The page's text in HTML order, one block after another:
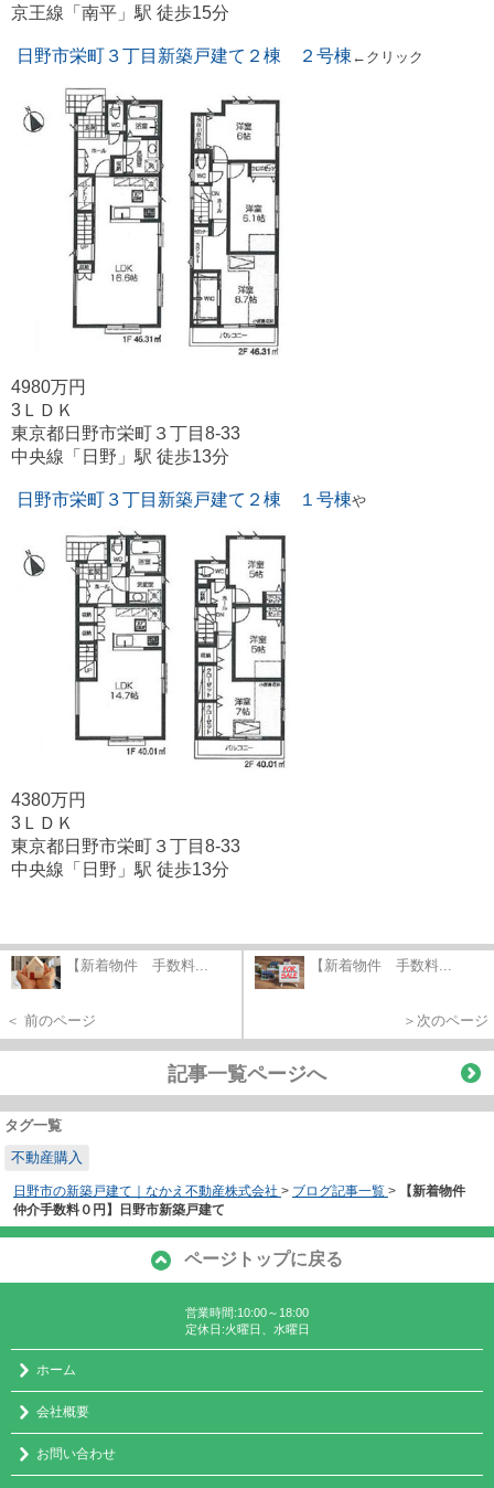
京王線「南平」駅 徒歩15分
日野市栄町３丁目新築戸建て２棟 ２号棟 ←クリック
4980万円
3ＬＤＫ
東京都日野市栄町３丁目8-33
中央線「日野」駅 徒歩13分
日野市栄町３丁目新築戸建て２棟 １号棟や
4380万円
3ＬＤＫ
東京都日野市栄町３丁目8-33
中央線「日野」駅 徒歩13分
【新着物件 手数料...
＜ 前のページ
【新着物件 手数料...
＞次のページ
記事一覧ページへ
タグ一覧
不動産購入
日野市の新築戸建て｜なかえ不動産株式会社 > ブログ記事一覧 >
【新着物件
仲介手数料０円】日野市新築戸建て
ページトップに戻る
営業時間:10:00～18:00
定休日:火曜日、水曜日
ホーム
会社概要
お問い合わせ